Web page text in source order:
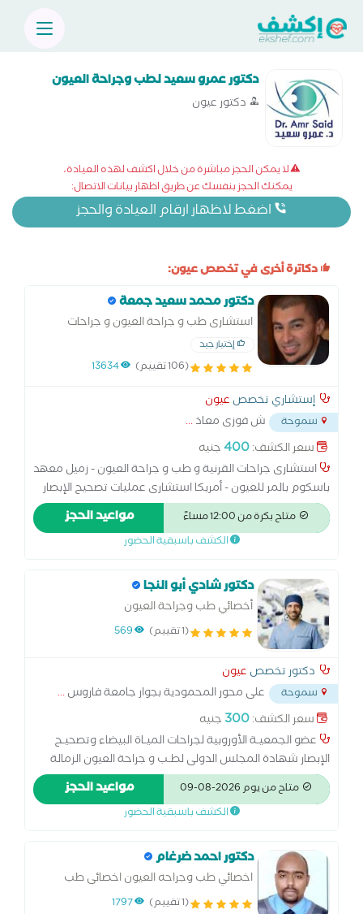
دكتور عمرو سعيد لطب وجراحة العيون
دكتور عيون
لا يمكن الحجز مباشرة من خلال اكشف لهذه العيادة،
يمكنك الحجز بنفسك عن طريق اظهار بيانات الاتصال:
اضغط لاظهار ارقام العيادة والحجز
دكاترة أخرى في تخصص عيون:
دكتور محمد سعيد جمعة
استشارى طب و جراحة العيون و جراحات
القرنية
إختيار جيد
(106 تقييم) 13634
إستشاري تخصص عيون
سموحة ش فوزى معاذ...
سعر الكشف:400جنيه
استشارى جراحات القرنية و طب و جراحة العيون - زميل معهد
باسكوم بالمر للعيون - أمريكا استشارى عمليات تصحيح الإبصار
بالليزر و عمليات إزالة المياه البيضاء و زراعة العدسات استشارى
عمليات زراعة و ترقيع القرنية ، و عمليات تثبيت القرنية
متاح بكرة من 12:00 مساءً مواعيد الحجز
الكشف باسبقية الحضور
دكتور شادي أبو النجا
أخصائي طب وجراحة العيون
(1 تقييم) 569
دكتور تخصص عيون
سموحة على محور المحمودية بجوار جامعة فاروس...
سعر الكشف:300 جنيه
عضو الجمعيـة الأوروبية لجراحات الميـاة البيضاء وتصحيـح
الإبصار شهادة المجلس الدولى لطـب و جراحة العيون الزمالة
المصرية لطب وجراحة العيون مدير عيادات بمؤسسة مغربي
للعيون بكالوريوس الطب والجراحة جامعة الإسكندرية
متاح من يوم 2026-08-09 مواعيد الحجز
الكشف باسبقية الحضور
دكتور احمد ضرغام
اخصائي طب وجراحه العيون اخصائى طب
وجراحة العيون - جامعة الاسكندريةدكتور
(1 تقييم) 1797